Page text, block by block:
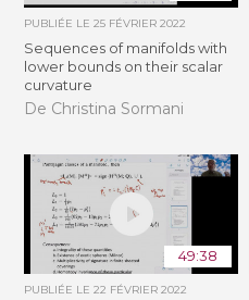
PUBLIÉE LE25 FÉVRIER 2022
Sequences of manifolds with
lower bounds on their scalar
curvature
De Christina Sormani
49:38
PUBLIÉE LE22 FÉVRIER 2022